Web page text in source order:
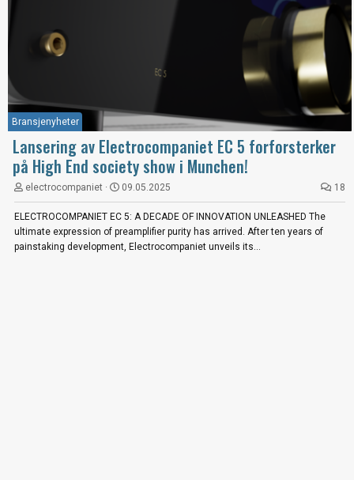
Bransjenyheter
Lansering av Electrocompaniet EC 5 forforsterker
på High End society show i Munchen!
electrocompaniet 09.05.2025 18
ELECTROCOMPANIET EC 5: A DECADE OF INNOVATION UNLEASHED The
ultimate expression of preamplifier purity has arrived. After ten years of
painstaking development, Electrocompaniet unveils its...